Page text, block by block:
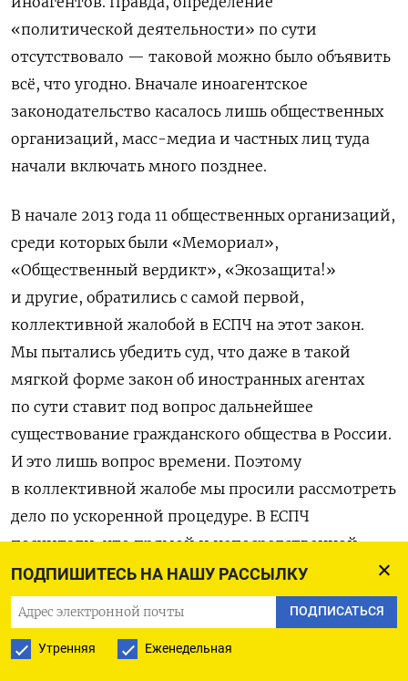
ПОДПИШИТЕСЬ НА НАШУ РАССЫЛКУ
ПОДПИСАТЬСЯ
Утренняя Еженедельная
«политической деятельности» по сути
отсутствовало — таковой можно было объявить
всё, что угодно. Вначале иноагентское
законодательство касалось лишь общественных
организаций, масс-медиа и частных лиц туда
начали включать много позднее.
В начале 2013 года 11 общественных организаций,
среди которых были «Мемориал»,
«Общественный вердикт», «Экозащита!»
и другие, обратились с самой первой,
коллективной жалобой в ЕСПЧ на этот закон.
Мы пытались убедить суд, что даже в такой
мягкой форме закон об иностранных агентах
по сути ставит под вопрос дальнейшее
существование гражданского общества в России.
И это лишь вопрос времени. Поэтому
в коллективной жалобе мы просили рассмотреть
дело по ускоренной процедуре. В ЕСПЧ
посчитали, что прямой и непосредственной
угрозы для нас нет и отложил дело в самый
дальний ящик.
Увы, ЕСПЧ ошибся с оценкой наших рисков. Уже